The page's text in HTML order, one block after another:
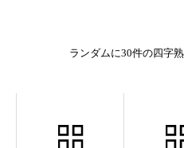
ランダムに30件の四字